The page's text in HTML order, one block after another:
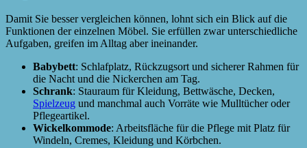
Damit Sie besser vergleichen können, lohnt sich ein Blick auf die
Funktionen der einzelnen Möbel. Sie erfüllen zwar unterschiedliche
Aufgaben, greifen im Alltag aber ineinander.
Babybett: Schlafplatz, Rückzugsort und sicherer Rahmen für
die Nacht und die Nickerchen am Tag.
Schrank: Stauraum für Kleidung, Bettwäsche, Decken,
Spielzeug und manchmal auch Vorräte wie Mulltücher oder
Pflegeartikel.
Wickelkommode: Arbeitsfläche für die Pflege mit Platz für
Windeln, Cremes, Kleidung und Körbchen.